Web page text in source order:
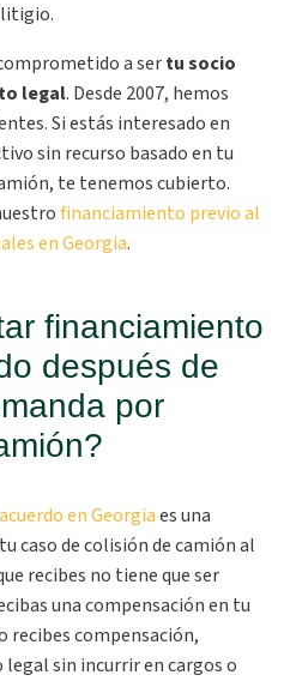
a sertu socio
legal. Desde 2007, hemos
Si estás interesado en
sin recurso basado en tu
te tenemos cubierto.
financiamiento previo al
en Georgia.
financiamiento
después de
por
en Georgiaes una
caso de colisión de camión al
recibes no tiene que ser
una compensación en tu
recibes compensación,
sin incurrir en cargos o